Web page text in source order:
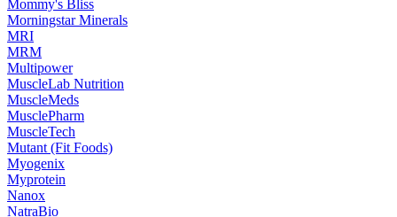
Mommy's Bliss
Morningstar Minerals
MRI
MRM
Multipower
MuscleLab Nutrition
MuscleMeds
MusclePharm
MuscleTech
Mutant (Fit Foods)
Myogenix
Myprotein
Nanox
NatraBio